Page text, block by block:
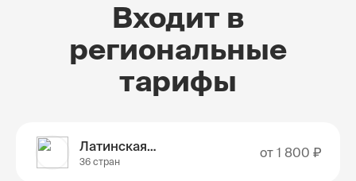
Входит в
региональные
тарифы
Латинская Америка
36 стран
от 1 800 ₽